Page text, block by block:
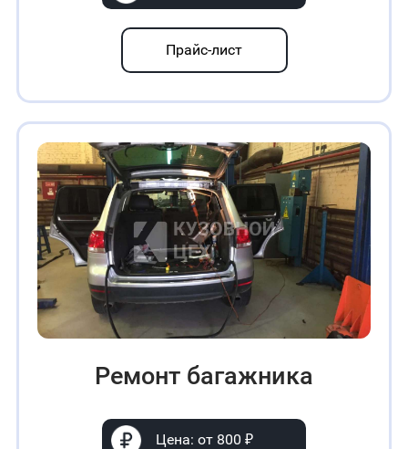
Прайс-лист
Ремонт багажника
Цена: от 800 ₽